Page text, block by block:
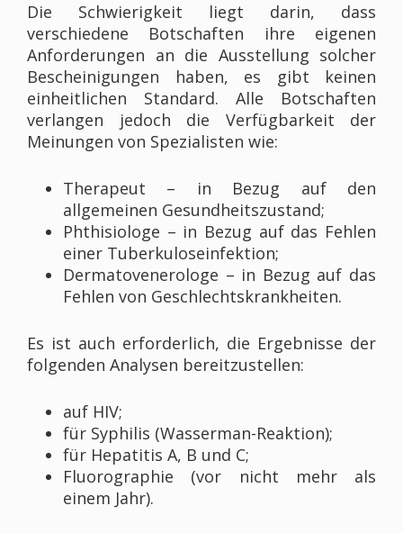
Die Schwierigkeit liegt darin, dass
verschiedene Botschaften ihre eigenen
Anforderungen an die Ausstellung solcher
Bescheinigungen haben, es gibt keinen
einheitlichen Standard. Alle Botschaften
verlangen jedoch die Verfügbarkeit der
Meinungen von Spezialisten wie:
Therapeut – in Bezug auf den
allgemeinen Gesundheitszustand;
Phthisiologe – in Bezug auf das Fehlen
einer Tuberkuloseinfektion;
Dermatovenerologe – in Bezug auf das
Fehlen von Geschlechtskrankheiten.
Es ist auch erforderlich, die Ergebnisse der
folgenden Analysen bereitzustellen:
auf HIV;
für Syphilis (Wasserman-Reaktion);
für Hepatitis A, B und C;
Fluorographie (vor nicht mehr als
einem Jahr).